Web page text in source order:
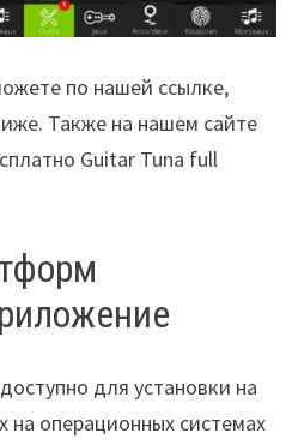
по нашей ссылке,
Также на нашем сайте
Guitar Tuna full
для установки на
операционных системах